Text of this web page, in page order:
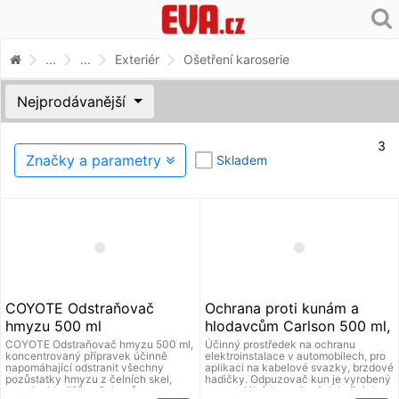
... ... Exteriér Ošetření karoserie
Nejprodávanější
3
Značky a parametry Skladem
COYOTE Odstraňovač
hmyzu 500 ml
COYOTE Odstraňovač hmyzu 500 ml,
koncentrovaný přípravek účinně
napomáhající odstranit všechny
pozůstatky hmyzu z čelních skel,
masek chladičů, reflektorů,
Ochrana proti kunám a
hlodavcům Carlson 500 ml,
odpuzovač
Účinný prostředek na ochranu
elektroinstalace v automobilech, pro
aplikaci na kabelové svazky, brzdové
hadičky. Odpuzovač kun je vyrobený
ze speciálních rostlinných hořkých